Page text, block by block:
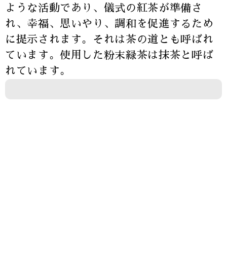
ような活動であり、儀式の紅茶が準備さ
れ、幸福、思いやり、調和を促進するため
に提示されます。それは茶の道とも呼ばれ
ています。使用した粉末緑茶は抹茶と呼ば
れています。